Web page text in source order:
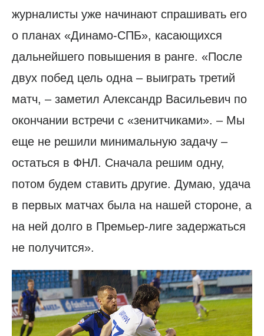
журналисты уже начинают спрашивать его
о планах «Динамо-СПБ», касающихся
дальнейшего повышения в ранге. «После
двух побед цель одна – выиграть третий
матч, – заметил Александр Васильевич по
окончании встречи с «зенитчиками». – Мы
еще не решили минимальную задачу –
остаться в ФНЛ. Сначала решим одну,
потом будем ставить другие. Думаю, удача
в первых матчах была на нашей стороне, а
на ней долго в Премьер-лиге задержаться
не получится».